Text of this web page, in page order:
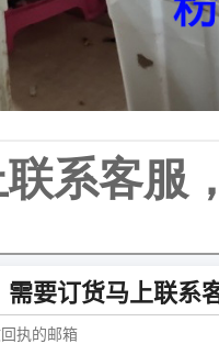
系客服